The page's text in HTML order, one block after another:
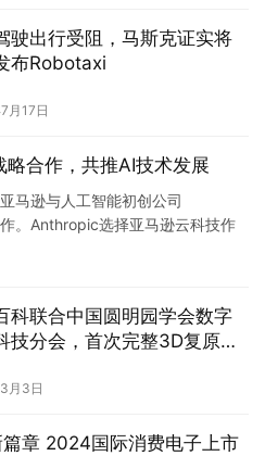
驶出行受阻，马斯克证实将
布Robotaxi
月17日
合作，共推AI技术发展‌
马逊与人工智能初创公司
。Anthropic选择亚马逊云科技作
科联合中国圆明园学会数字
技分会，首次完整3D复原十
月3日
章 2024国际消费电子上市